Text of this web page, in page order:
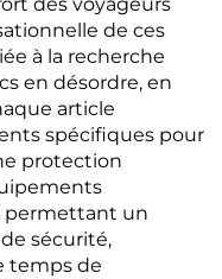
de ces
à la recherche
en désordre, en
article
spécifiques pour
protection
permettant un
sécurité,
temps de